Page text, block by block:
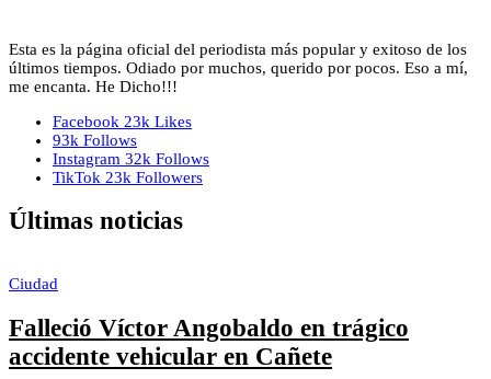
Esta es la página oficial del periodista más popular y exitoso de los
últimos tiempos. Odiado por muchos, querido por pocos. Eso a mí,
me encanta. He Dicho!!!
Facebook 23k Likes
93k Follows
Instagram 32k Follows
TikTok 23k Followers
Últimas noticias
Ciudad
Falleció Víctor Angobaldo en trágico
accidente vehicular en Cañete